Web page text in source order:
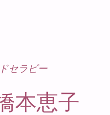
セラピー
本恵子​